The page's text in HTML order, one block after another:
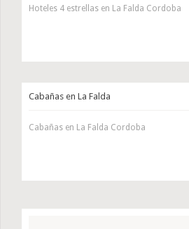
Hoteles 4 estrellas en La Falda Cordoba
Cabañas en La Falda
Cabañas en La Falda Cordoba